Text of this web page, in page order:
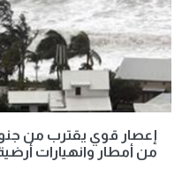
إعصار قوي يقترب من
من أمطار وانهيارات